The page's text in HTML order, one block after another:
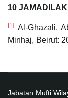
10
[1] Al-Ghazali,
Minhaj, Beirut:
Jabatan Mufti